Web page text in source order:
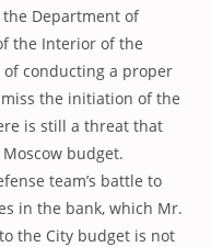
the Department of
the Interior of the
of conducting a proper
the initiation of the
is still a threat that
budget.
team’s battle to
in the bank, which Mr.
the City budget is not